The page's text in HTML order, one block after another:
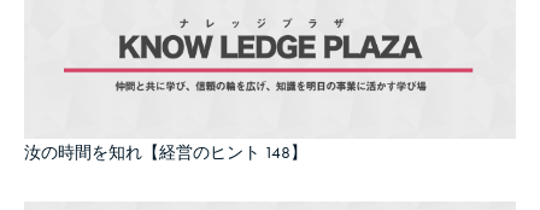
汝の時間を知れ【経営のヒント 148】